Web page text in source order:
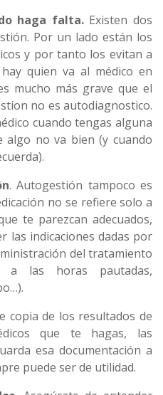
haga falta. Existen dos
Por un lado están los
y por tanto los evitan a
quien va al médico en
mucho más grave que el
no es autodiagnostico.
cuando tengas alguna
algo no va bien (y cuando
. Autogestión tampoco es
no se refiere solo a
te parezcan adecuados,
las indicaciones dadas por
del tratamiento
las horas pautadas,
copia de los resultados de
que te hagas, las
esa documentación a
puede ser de utilidad.